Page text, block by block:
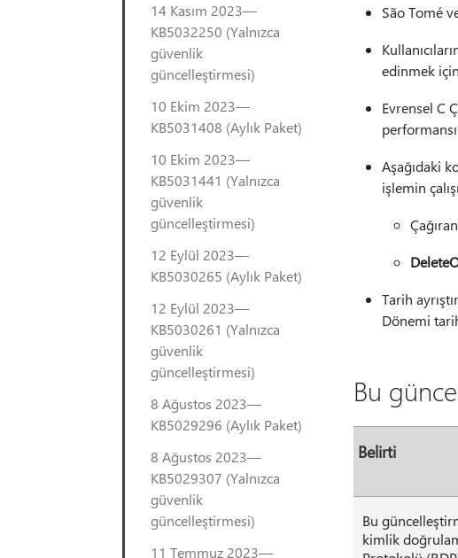
14 Kasım 2023—
KB5032250 (Yalnızca
güvenlik
güncelleştirmesi)
10 Ekim 2023—
KB5031408 (Aylık Paket)
10 Ekim 2023—
KB5031441 (Yalnızca
güvenlik
güncelleştirmesi)
12 Eylül 2023—
KB5030265 (Aylık Paket)
12 Eylül 2023—
KB5030261 (Yalnızca
güvenlik
güncelleştirmesi)
8 Ağustos 2023—
KB5029296 (Aylık Paket)
8 Ağustos 2023—
KB5029307 (Yalnızca
güvenlik
güncelleştirmesi)
11 Temmuz 2023—
São Tomé
edinmek
Evrensel C
Aşağıdaki
işlemin
Tarih
Dönemi
Bu
Belirti
Bu
kimlik